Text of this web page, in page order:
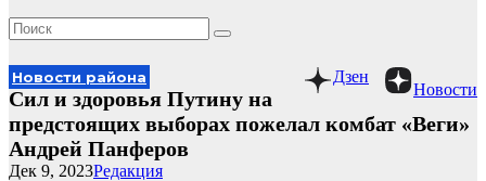
Новости
Дзен
Новости района
Сил и здоровья Путину на
предстоящих выборах пожелал комбат «Веги»
Андрей Панферов
Редакция
Дек 9, 2023